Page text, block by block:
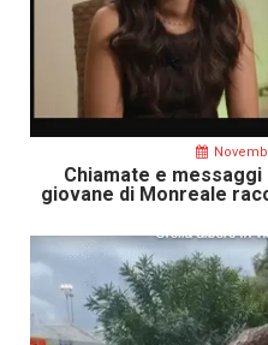
Chiamate e messaggi
giovane di Monreale